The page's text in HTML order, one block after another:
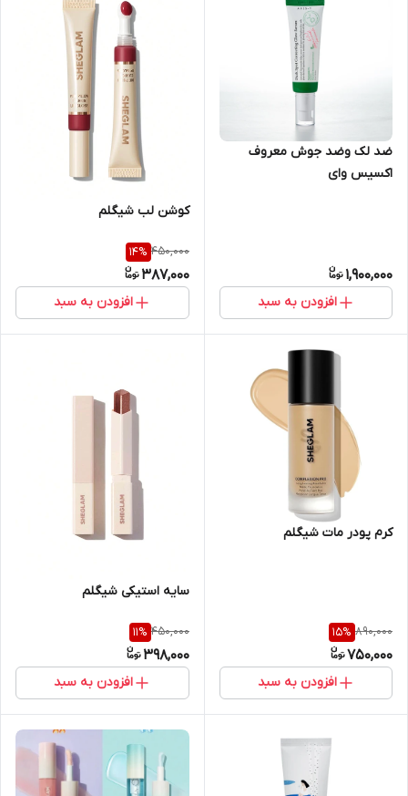
ضد لک وضد جوش معروف
اکسیس وای
1,900,000
افزودن به سبد
کوشن لب شیگلم
450,000
14%
387,000
افزودن به سبد
کرم پودر مات شیگلم‌
890,000
15%
750,000
افزودن به سبد
سایه استیکی شیگلم
450,000
11%
398,000
افزودن به سبد